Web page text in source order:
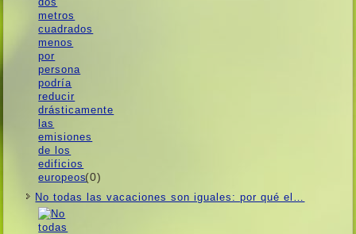
(0)
No todas las vacaciones son iguales: por qué el…